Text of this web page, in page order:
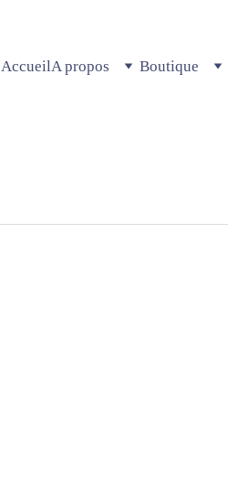
AccueilA propos Boutique